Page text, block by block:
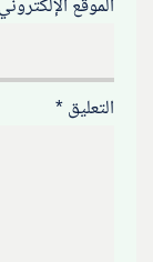
الموقع الإلكتروني
التعليق*